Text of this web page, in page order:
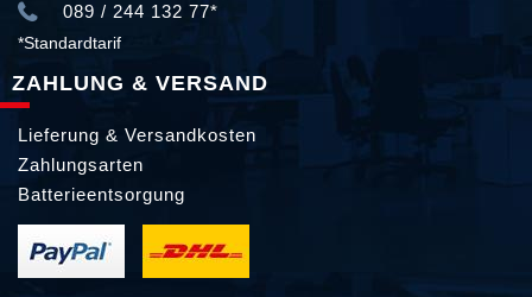
089 / 244 132 77*
*Standardtarif
ZAHLUNG & VERSAND
Lieferung & Versandkosten
Zahlungsarten
Batterieentsorgung